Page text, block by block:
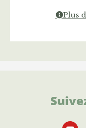
Plus